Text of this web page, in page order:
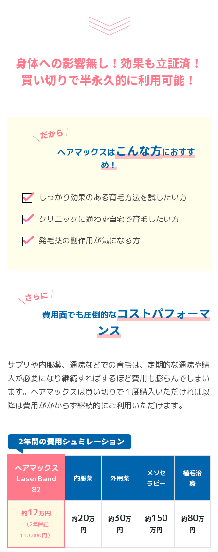
身体への影響無し！効果も立証済！
買い切りで半永久的に利用可能！
ヘアマックスはこんな方におすす
め！
しっかり効果のある育毛方法を試したい方
クリニックに通わず自宅で育毛したい方
発毛薬の副作用が気になる方
費用面でも圧倒的なコストパフォーマ
ンス
サプリや内服薬、通院などでの育毛は、定期的な通院や購
入が必要になり継続すればするほど費用も膨らんでしまい
ます。ヘアマックスは買い切りで１度購入いただければ以
降は費用がかからず継続的にご利用いただけます。
ヘアマックス
LaserBand
82
内服薬 外用薬
メソセ
ラピー
植毛治
療
約12万円
（2年保証
130,800円）
約20万
円
約30万
円
約150
万円
約80万
円